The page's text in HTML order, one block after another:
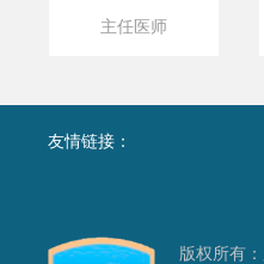
主任医师
友情链接：
版权所有：